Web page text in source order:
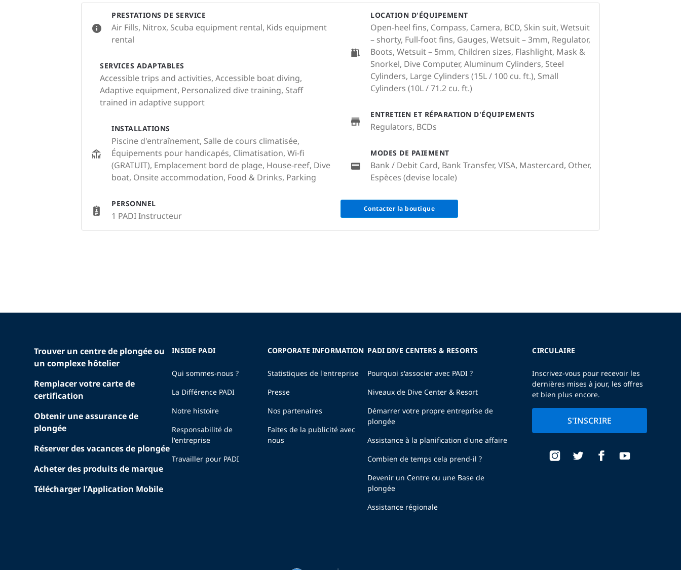
PRESTATIONS DE SERVICE
Air Fills, Nitrox, Scuba equipment rental, Kids equipment
rental
SERVICES ADAPTABLES
Accessible trips and activities, Accessible boat diving,
Adaptive equipment, Personalized dive training, Staff
trained in adaptive support
INSTALLATIONS
Piscine d'entraînement, Salle de cours climatisée,
Équipements pour handicapés, Climatisation, Wi-fi
(GRATUIT), Emplacement bord de plage, House-reef, Dive
boat, Onsite accommodation, Food & Drinks, Parking
PERSONNEL
1 PADI Instructeur
LOCATION D'ÉQUIPEMENT
Open-heel fins, Compass, Camera, BCD, Skin suit, Wetsuit
– shorty, Full-foot fins, Gauges, Wetsuit – 3mm, Regulator,
Boots, Wetsuit – 5mm, Children sizes, Flashlight, Mask &
Snorkel, Dive Computer, Aluminum Cylinders, Steel
Cylinders, Large Cylinders (15L / 100 cu. ft.), Small
Cylinders (10L / 71.2 cu. ft.)
ENTRETIEN ET RÉPARATION D'ÉQUIPEMENTS
Regulators, BCDs
MODES DE PAIEMENT
Bank / Debit Card, Bank Transfer, VISA, Mastercard, Other,
Espèces (devise locale)
Contacter la boutique
Trouver un centre de plongée ou
un complexe hôtelier
Remplacer votre carte de
certification
Obtenir une assurance de
plongée
Réserver des vacances de plongée
Acheter des produits de marque
Télécharger l'Application Mobile
INSIDE PADI
Qui sommes-nous ?
La Différence PADI
Notre histoire
Responsabilité de
l'entreprise
Travailler pour PADI
CORPORATE INFORMATION
Statistiques de l'entreprise
Presse
Nos partenaires
Faites de la publicité avec
nous
PADI DIVE CENTERS & RESORTS
Pourquoi s'associer avec PADI ?
Niveaux de Dive Center & Resort
Démarrer votre propre entreprise de
plongée
Assistance à la planification d'une affaire
Combien de temps cela prend-il ?
Devenir un Centre ou une Base de
plongée
Assistance régionale
CIRCULAIRE
Inscrivez-vous pour recevoir les
dernières mises à jour, les offres
et bien plus encore.
S'INSCRIRE